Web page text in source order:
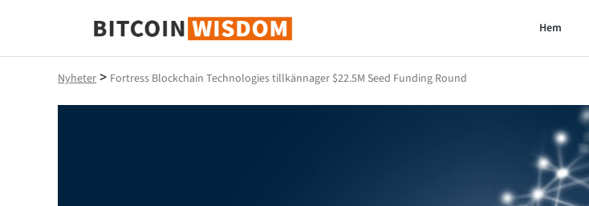
Bitcoin Wisdom
Hem
Nyheter > Fortress Blockchain Technologies tillkännager $22.5M Seed Funding Round